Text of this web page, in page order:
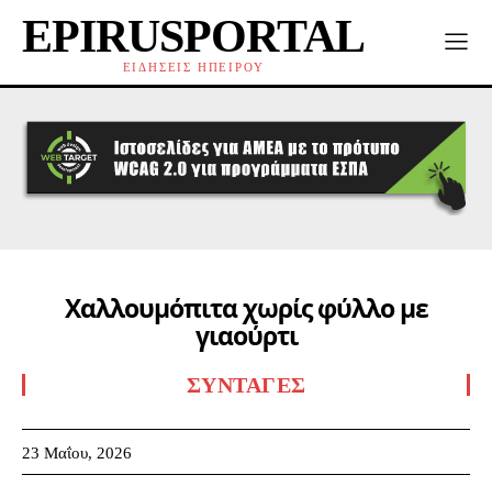
EPIRUSPORTAL
ΕΙΔΗΣΕΙΣ ΗΠΕΙΡΟΥ
Χαλλουμόπιτα χωρίς φύλλο με
γιαούρτι
ΣΥΝΤΑΓΈΣ
23 Μαΐου, 2026